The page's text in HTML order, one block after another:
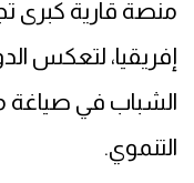
منصة قارية كبرى
إفريقيا، لتعكس
الشباب في صياغة
التنموي.